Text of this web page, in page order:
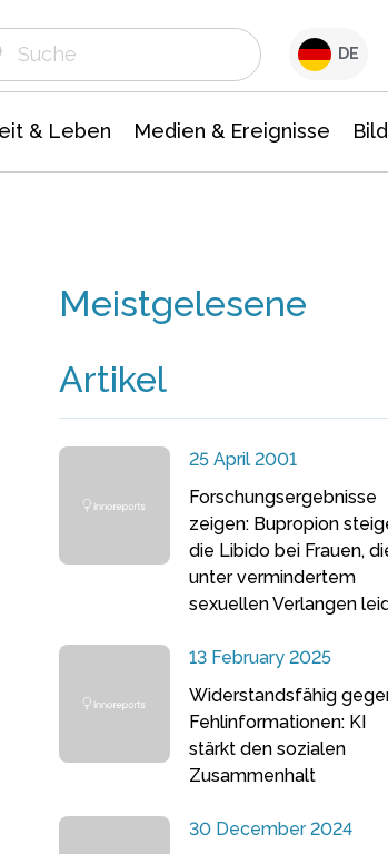
DE
& Leben Medien & Ereignisse
Meistgelesene
Artikel
25 April 2001
Forschungsergebnisse
zeigen: Bupropion
die Libido bei Frauen,
unter vermindertem
sexuellen Verlangen
13 February 2025
Widerstandsfähig
Fehlinformationen: KI
stärkt den sozialen
Zusammenhalt
30 December 2024